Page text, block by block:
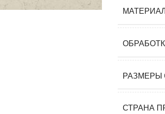
МАТЕРИАЛ
РАЗМЕРЫ
СТРАНА